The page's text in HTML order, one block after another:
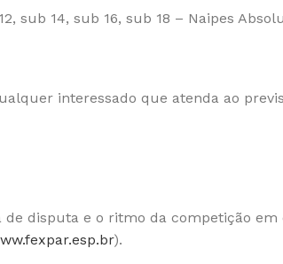
sub 14, sub 16, sub 18 – Naipes
interessado que atenda ao
de disputa e o ritmo da competição
).